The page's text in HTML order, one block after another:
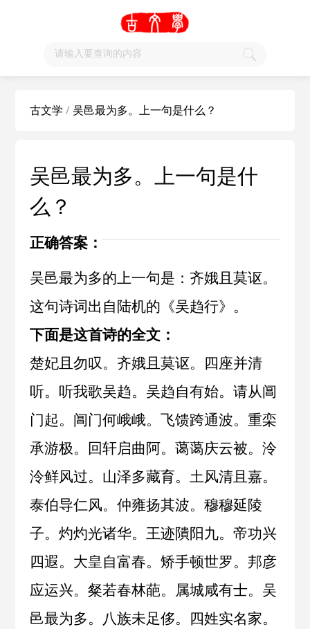
古文学 /吴邑最为多。上一句是什么？
吴邑最为多。上一句是什
么？
正确答案：
吴邑最为多的上一句是：齐娥且莫讴。
这句诗词出自陆机的《吴趋行》。
下面是这首诗的全文：
楚妃且勿叹。齐娥且莫讴。四座并清
听。听我歌吴趋。吴趋自有始。请从阊
门起。阊门何峨峨。飞馈跨通波。重栾
承游极。回轩启曲阿。蔼蔼庆云被。泠
泠鲜风过。山泽多藏育。土风清且嘉。
泰伯导仁风。仲雍扬其波。穆穆延陵
子。灼灼光诸华。王迹隤阳九。帝功兴
四遐。大皇自富春。矫手顿世罗。邦彦
应运兴。粲若春林葩。属城咸有士。吴
邑最为多。八族未足侈。四姓实名家。